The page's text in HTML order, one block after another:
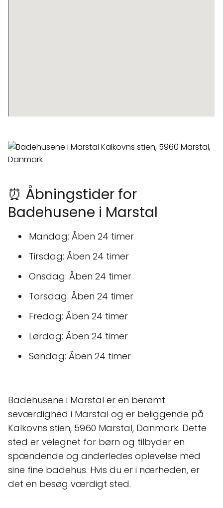
⏰ Åbningstider for
Badehusene i Marstal
Mandag: Åben 24 timer
Tirsdag: Åben 24 timer
Onsdag: Åben 24 timer
Torsdag: Åben 24 timer
Fredag: Åben 24 timer
Lørdag: Åben 24 timer
Søndag: Åben 24 timer
Badehusene i Marstal er en berømt
seværdighed i Marstal og er beliggende på
Kalkovns stien, 5960 Marstal, Danmark. Dette
sted er velegnet for børn og tilbyder en
spændende og anderledes oplevelse med
sine fine badehus. Hvis du er i nærheden, er
det en besøg værdigt sted.